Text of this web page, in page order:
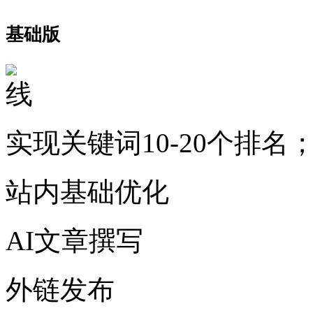
基础版
实现关键词10-20个排名
站内基础优化
AI文章撰写
外链发布